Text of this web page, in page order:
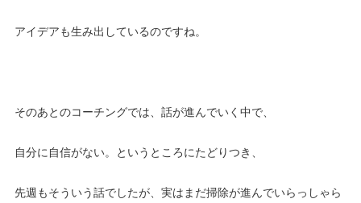
アイデアも生み出しているのですね。
そのあとのコーチングでは、話が進んでいく中で、
自分に自信がない。というところにたどりつき、
先週もそういう話でしたが、実はまだ掃除が進んでいらっしゃら